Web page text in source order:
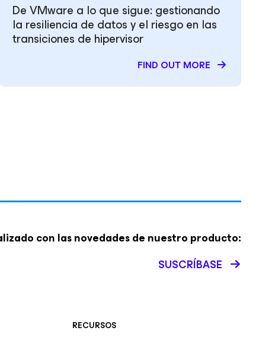
De VMware a lo que sigue: gestionando
la resiliencia de datos y el riesgo en las
transiciones de hipervisor
FIND OUT MORE
con las novedades de nuestro producto:
SUSCRÍBASE
RECURSOS